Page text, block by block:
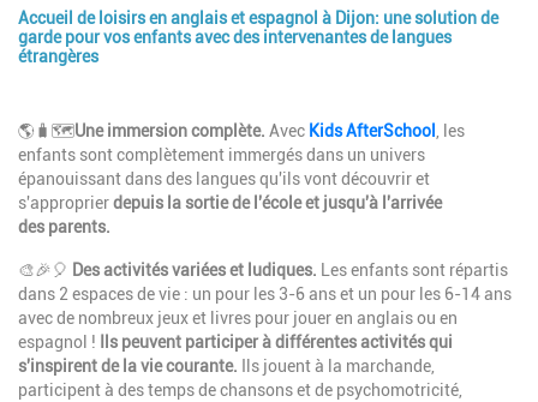
Accueil de loisirs en anglais et espagnol à Dijon: une solution de
garde pour vos enfants avec des intervenantes de langues
étrangères
🌎🧳🗺️Une immersion complète. Avec Kids AfterSchool
, les
enfants sont complètement immergés dans un univers
épanouissant dans des langues qu'ils vont découvrir et
s'approprierdepuis la sortie de l'école et jusqu'à l'arrivée
des parents.
🎨🎉🎈 Des activités variées et ludiques.
Les enfants sont répartis
dans 2 espaces de vie : un pour les 3-6 ans et un pour les 6-14 ans
avec de nombreux jeux et livres pour jouer en anglais ou en
espagnol !
Ils peuvent participer à différentes activités qui
s'inspirent de la vie courante.
Ils jouent à la marchande,
participent à des temps de chansons et de psychomotricité,